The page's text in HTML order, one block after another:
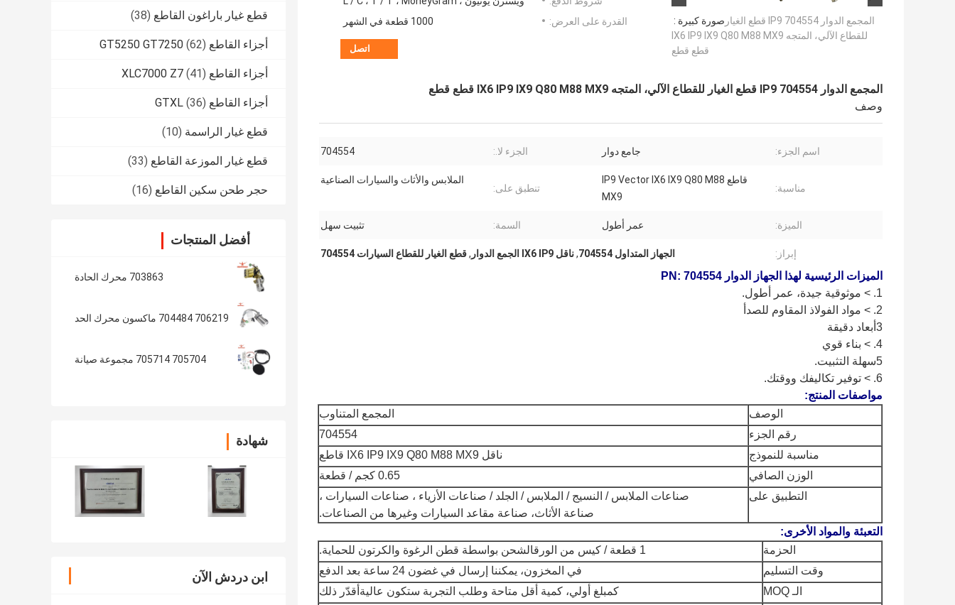
قطع غيار باراغون القاطع (38)
أجزاء القاطع GT5250 GT7250 (62)
أجزاء القاطع XLC7000 Z7 (41)
أجزاء القاطع GTXL (36)
قطع غيار الراسمة (10)
قطع غيار الموزعة القاطع (33)
حجر طحن سكين القاطع (16)
أفضل المنتجات
703863 محرك الحادة
706219 704484 ماكسون محرك الحد
705704 705714 مجموعة صيانة
شهادة
ابن دردش الآن
صورة كبيرة : المجمع الدوار 704554 IP9 قطع الغيار
للقطاع الآلي، المتجه IX6 IP9 IX9 Q80 M88 MX9
قطع قطع
القدرة على العرض:
1000 قطعة في الشهر
اتصل
المجمع الدوار 704554 IP9 قطع الغيار للقطاع الآلي، المتجه IX6 IP9 IX9 Q80 M88 MX9 قطع قطع
وصف
اسم الجزء: جامع دوار الجزء لا.: 704554
مناسبة:
قاطع IP9 Vector IX6 IX9 Q80 M88
MX9
تنطبق على:
الملابس والأثاث والسيارات الصناعية
الميزة: عمر أطول السمة: تثبيت سهل
إبراز: الجهاز المتداول 704554 ,ناقل IX6 IP9 الجمع الدوار ,قطع الغيار للقطاع السيارات 704554
الميزات الرئيسية لهذا الجهاز الدوار PN: 704554
1. > موثوقية جيدة، عمر أطول.
2. > مواد الفولاذ المقاوم للصدأ
3أبعاد دقيقة
4. > بناء قوي
5سهلة التثبيت.
6. > توفير تكاليفك ووقتك.
مواصفات المنتج:
الوصف
المجمع المتناوب
رقم الجزء
704554
مناسبة للنموذج
ناقل IX6 IP9 IX9 Q80 M88 MX9 قاطع
الوزن الصافي
0.65 كجم / قطعة
التطبيق على
صناعات الملابس / النسيج / الملابس / الجلد / صناعات الأزياء ، صناعات السيارات ،
صناعة الأثاث، صناعة مقاعد السيارات وغيرها من الصناعات.
التعبئة والمواد الأخرى:
الحزمة
1 قطعة / كيس من الورق
الشحن بواسطة قطن الرغوة والكرتون للحماية.
وقت التسليم
في المخزون، يمكننا إرسال في غضون 24 ساعة بعد الدفع
الـ MOQ
كمبلغ أولي، كمية أقل متاحة وطلب التجربة ستكون عالية أقدّر ذلك